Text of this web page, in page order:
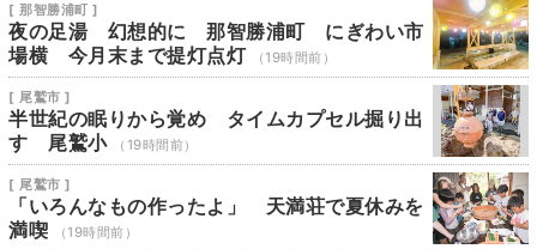
[ 那智勝浦町 ]
夜の足湯 幻想的に 那智勝浦町 にぎわい市
場横 今月末まで提灯点灯
（19時間前）
[ 尾鷲市 ]
半世紀の眠りから覚め タイムカプセル掘り出
す 尾鷲小
（19時間前）
[ 尾鷲市 ]
「いろんなもの作ったよ」 天満荘で夏休みを
満喫
（19時間前）